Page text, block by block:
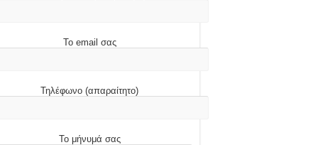
Το email σας
Τηλέφωνο (απαραίτητο)
Το μήνυμά σας